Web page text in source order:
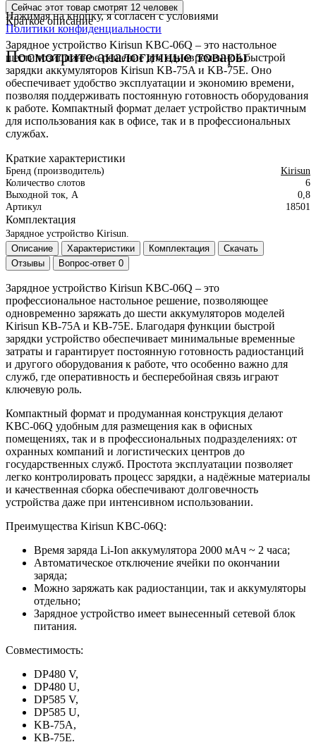
Нажимая на кнопку, я согласен с условиями
Политики конфиденциальности
Посмотрите аналогичные товары
Сейчас этот товар смотрят 12 человек
Краткое описание
Зарядное устройство Kirisun KBC-06Q – это настольное
шестипозиционное решение для одновременной быстрой
зарядки аккумуляторов Kirisun KB-75A и KB-75E. Оно
обеспечивает удобство эксплуатации и экономию времени,
позволяя поддерживать постоянную готовность оборудования
к работе. Компактный формат делает устройство практичным
для использования как в офисе, так и в профессиональных
службах.
Краткие характеристики
Бренд (производитель)
Kirisun
Количество слотов
6
Выходной ток, А
0,8
Артикул
18501
Комплектация
Зарядное устройство Kirisun.
Описание
Характеристики Комплектация
Скачать
Отзывы
Вопрос-ответ 0
Зарядное устройство Kirisun KBC-06Q – это
профессиональное настольное решение, позволяющее
одновременно заряжать до шести аккумуляторов моделей
Kirisun KB-75A и KB-75E. Благодаря функции быстрой
зарядки устройство обеспечивает минимальные временные
затраты и гарантирует постоянную готовность радиостанций
и другого оборудования к работе, что особенно важно для
служб, где оперативность и бесперебойная связь играют
ключевую роль.
Компактный формат и продуманная конструкция делают
KBC-06Q удобным для размещения как в офисных
помещениях, так и в профессиональных подразделениях: от
охранных компаний и логистических центров до
государственных служб. Простота эксплуатации позволяет
легко контролировать процесс зарядки, а надёжные материалы
и качественная сборка обеспечивают долговечность
устройства даже при интенсивном использовании.
Преимущества Kirisun KBC-06Q:
Время заряда Li-Ion аккумулятора 2000 мАч ~ 2 часа;
Автоматическое отключение ячейки по окончании
заряда;
Можно заряжать как радиостанции, так и аккумуляторы
отдельно;
Зарядное устройство имеет вынесенный сетевой блок
питания.
Совместимость:
DP480 V,
DP480 U,
DP585 V,
DP585 U,
KB-75A,
KB-75E.